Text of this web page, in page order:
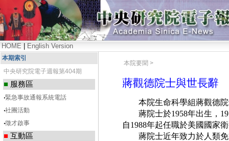
HOME English Version
本期索引
中央研究院電子週報第404期
■ 服務區
‧緊急事故通報系統電話
‧社團活動
‧徵才啟事
■ 互動區
本院要聞 >
蔣觀德院士與世長辭
本院生命科學組蔣觀德
蔣院士於1958年出生，
自1988年起任職於美國國家
蔣院士近年致力於人類